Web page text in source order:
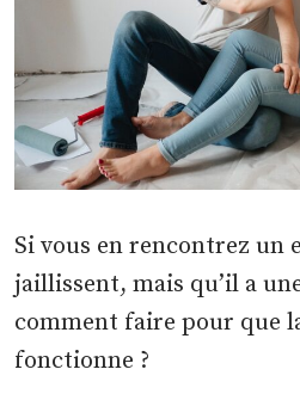
Si vous en rencontrez un
jaillissent, mais qu’il a
comment faire pour que
fonctionne ?